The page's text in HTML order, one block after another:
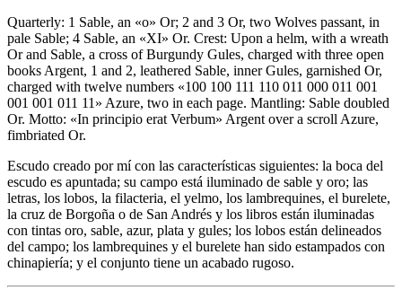
Quarterly: 1 Sable, an «o» Or; 2 and 3 Or, two Wolves passant, in
pale Sable; 4 Sable, an «XI» Or. Crest: Upon a helm, with a wreath
Or and Sable, a cross of Burgundy Gules, charged with three open
books Argent, 1 and 2, leathered Sable, inner Gules, garnished Or,
charged with twelve numbers «100 100 111 110 011 000 011 001
001 001 011 11» Azure, two in each page. Mantling: Sable doubled
Or. Motto: «In principio erat Verbum» Argent over a scroll Azure,
fimbriated Or.
Escudo creado por mí con las características siguientes: la boca del
escudo es apuntada; su campo está iluminado de sable y oro; las
letras, los lobos, la filacteria, el yelmo, los lambrequines, el burelete,
la cruz de Borgoña o de San Andrés y los libros están iluminadas
con tintas oro, sable, azur, plata y gules; los lobos están delineados
del campo; los lambrequines y el burelete han sido estampados con
chinapiería; y el conjunto tiene un acabado rugoso.